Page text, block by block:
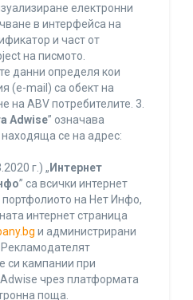
електронни
в интерфейса на
и част от
на писмото.
данни определя кои
(e-mail) са обект на
на ABV потребителите. 3.
Adwise” означава
се на адрес:
г.) „ Интернет
” са всички интернет
на Нет Инфо,
интернет страница
и администрирани
си кампании при
чрез платформата
поща.